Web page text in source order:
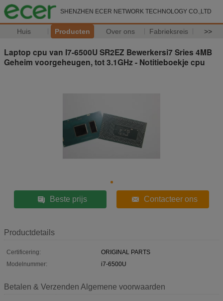
SHENZHEN ECER NETWORK TECHNOLOGY CO.,LTD
Huis Producten Over ons Fabrieksreis >>
Laptop cpu van I7-6500U SR2EZ Bewerkersi7 Sries 4MB
Geheim voorgeheugen, tot 3.1GHz - Notitieboekje cpu
Beste prijs Contacteer ons
Productdetails
Certificering:
ORIGINAL PARTS
Modelnummer:
i7-6500U
Betalen & Verzenden Algemene voorwaarden